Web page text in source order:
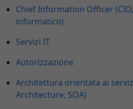
Chief Information Officer
informatico)
Servizi IT
Autorizzazione
Architettura orientata ai
Architecture, SOA)